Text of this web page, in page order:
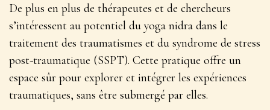
De plus en plus de thérapeutes et de chercheurs
s’intéressent au potentiel du yoga nidra dans le
traitement des traumatismes et du syndrome de stress
post-traumatique (SSPT). Cette pratique offre un
espace sûr pour explorer et intégrer les expériences
traumatiques, sans être submergé par elles.